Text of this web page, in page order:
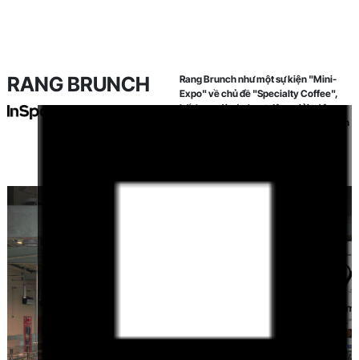
RANG BRUNCH
Rang Brunch như một sự kiện "Mini-
Expo" về chủ đề "Specialty Coffee",
kết hợp với các hoạt động giải trí âm
nhạc, pha chế và thưởng thức các món